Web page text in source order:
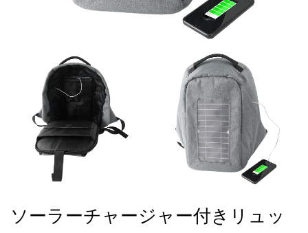
ソーラーチャージャー付きリュッ